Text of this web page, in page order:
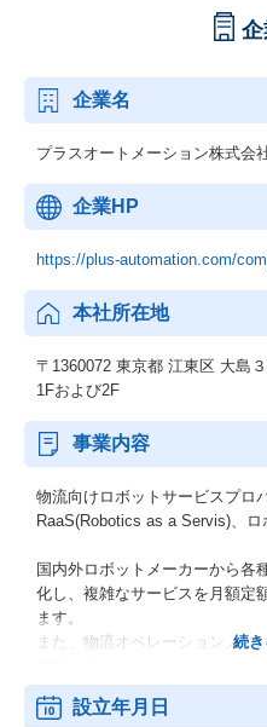
企業名
プラスオートメーション株式会
企業HP
https://plus-automation.com/
本社所在地
〒1360072 東京都 江東区 大島
1Fおよび2F
事業内容
物流向けロボットサービスプロ
RaaS(Robotics as a Servis)、
国内外ロボットメーカーから各
化し、複雑なサービスを月額定
ます。
また、物流オペレーションノ
顧客の課題を解決し、自社開発
導入」と「現場の可視化」を実
設立年月日